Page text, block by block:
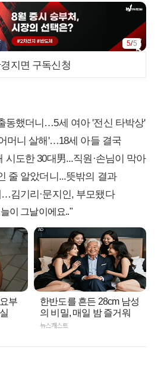
5/5
지면 구독신청
동했더니…5세 여아 '전신 타박상'
머니 살해'…18세 아들 결국
시도한 30대男...직원·손님이 막아
줄 알았더니...뜻밖의 결과
김기리·문지인, 부모됐다
이 그날이에요.."
부
한반도를 흔든 28cm 남성
의 비밀, 매일 밤 즐거워
뉴스캐스트